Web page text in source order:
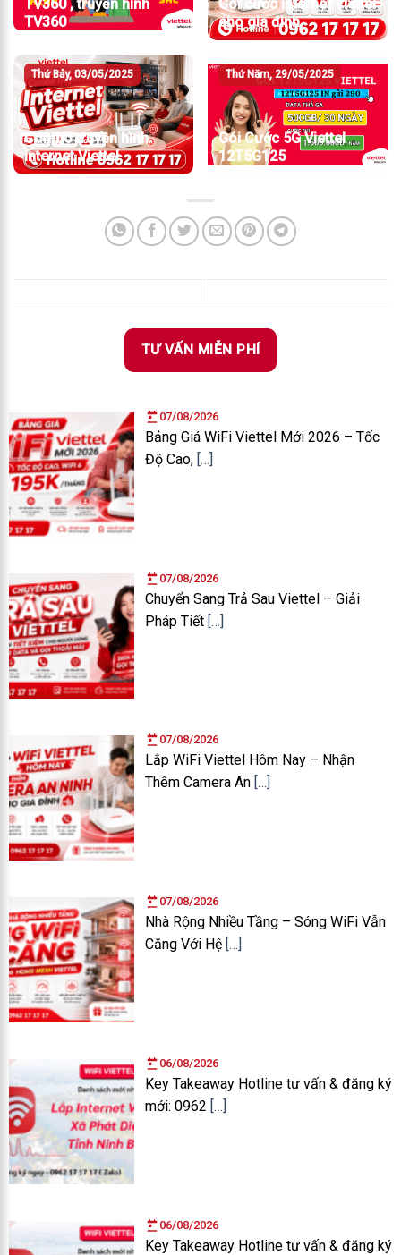
07/08/2026
Bảng Giá WiFi Viettel Mới 2026 – Tốc
Độ Cao, […]
07/08/2026
Chuyển Sang Trả Sau Viettel – Giải
Pháp Tiết […]
07/08/2026
Lắp WiFi Viettel Hôm Nay – Nhận
Thêm Camera An […]
07/08/2026
Nhà Rộng Nhiều Tầng – Sóng WiFi Vẫn
Căng Với Hệ […]
06/08/2026
Key Takeaway Hotline tư vấn & đăng ký
mới: 0962 […]
06/08/2026
Key Takeaway Hotline tư vấn & đăng ký
TV360 , truyền hình
TV360
Gói cước internet Viettel
cho gia đình
Thứ Bảy, 03/05/2025
Combo truyền hình
internet Viettel
Thứ Năm, 29/05/2025
Gói Cước 5G Viettel
12T5G125
TƯ VẤN MIỄN PHÍ